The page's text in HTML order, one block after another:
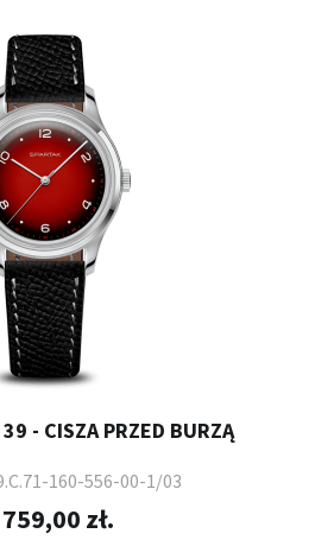
- CISZA PRZED BURZĄ
160-556-00-1/03
zł.